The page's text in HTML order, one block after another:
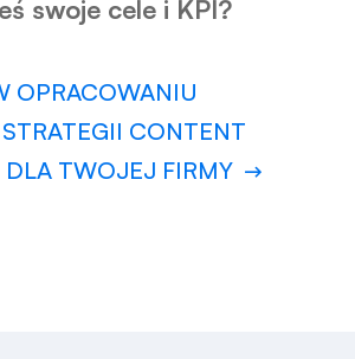
swoje cele i KPI?
OPRACOWANIU
CONTENT
TWOJEJ FIRMY